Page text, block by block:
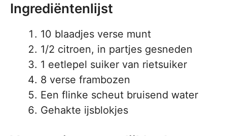
Ingrediëntenlijst
10 blaadjes verse munt
1/2 citroen, in partjes gesneden
1 eetlepel suiker van rietsuiker
8 verse frambozen
Een flinke scheut bruisend water
Gehakte ijsblokjes